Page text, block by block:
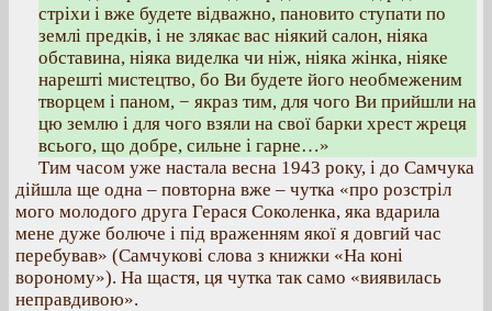
стріхи і вже будете відважно, пановито ступати по
землі предків, і не злякає вас ніякий салон, ніяка
обставина, ніяка виделка чи ніж, ніяка жінка, ніяке
нарешті мистецтво, бо Ви будете його необмеженим
творцем і паном, − якраз тим, для чого Ви прийшли на
цю землю і для чого взяли на свої барки хрест жреця
всього, що добре, сильне і гарне…»
Тим часом уже настала весна 1943 року, і до Самчука
дійшла ще одна – повторна вже – чутка «про розстріл
мого молодого друга Герася Соколенка, яка вдарила
мене дуже болюче і під враженням якої я довгий час
перебував» (Самчукові слова з книжки «На коні
вороному»). На щастя, ця чутка так само «виявилась
неправдивою».